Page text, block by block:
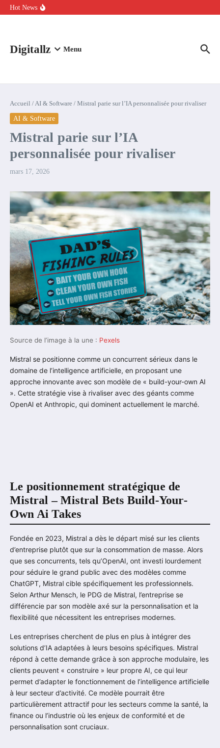
Aller au contenu
Hot News
Comment l’IA simplifie la data de caisse pour la transformer en
Digitallz Menu
Accueil /AI & Software / Mistral parie sur l’IA personnalisée pour rivaliser
AI & Software
Mistral parie sur l’IA
personnalisée pour rivaliser
mars 17, 2026
Source de l’image à la une : Pexels
Mistral se positionne comme un concurrent sérieux dans le
domaine de l’intelligence artificielle, en proposant une
approche innovante avec son modèle de « build-your-own AI
». Cette stratégie vise à rivaliser avec des géants comme
OpenAI et Anthropic, qui dominent actuellement le marché.
Le positionnement stratégique de
Mistral – Mistral Bets Build-Your-
Own Ai Takes
Fondée en 2023, Mistral a dès le départ misé sur les clients
d’entreprise plutôt que sur la consommation de masse. Alors
que ses concurrents, tels qu’OpenAI, ont investi lourdement
pour séduire le grand public avec des modèles comme
ChatGPT, Mistral cible spécifiquement les professionnels.
Selon Arthur Mensch, le PDG de Mistral, l’entreprise se
différencie par son modèle axé sur la personnalisation et la
flexibilité que nécessitent les entreprises modernes.
Les entreprises cherchent de plus en plus à intégrer des
solutions d’IA adaptées à leurs besoins spécifiques. Mistral
répond à cette demande grâce à son approche modulaire, les
clients peuvent « construire » leur propre AI, ce qui leur
permet d’adapter le fonctionnement de l’intelligence artificielle
à leur secteur d’activité. Ce modèle pourrait être
particulièrement attractif pour les secteurs comme la santé, la
finance ou l’industrie où les enjeux de conformité et de
personnalisation sont cruciaux.